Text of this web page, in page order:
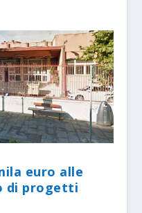
euro alle
di progetti